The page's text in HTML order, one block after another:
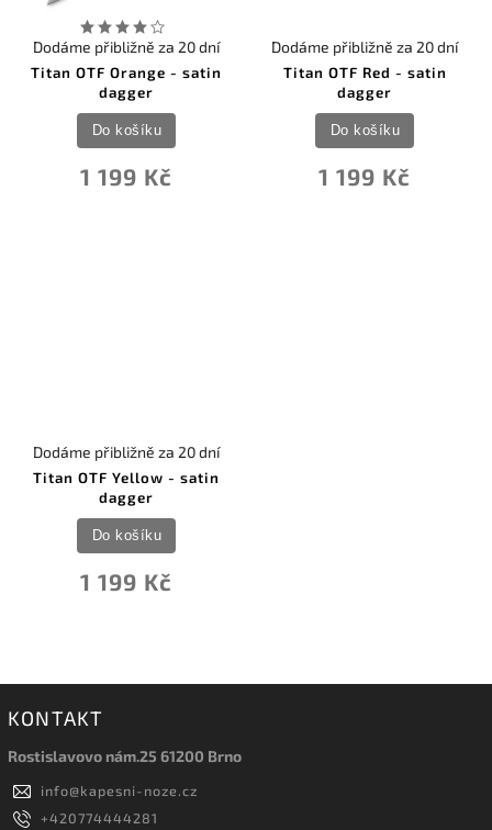
Titan OTF Orange - satin
dagger
Dodáme přibližně za 20 dní
1 199 Kč
Do košíku
Titan OTF Red - satin
dagger
Dodáme přibližně za 20 dní
1 199 Kč
Do košíku
Titan OTF Yellow - satin
dagger
Dodáme přibližně za 20 dní
1 199 Kč
Do košíku
KONTAKT
Rostislavovo nám.25 61200 Brno
info@kapesni-noze.cz
+420774444281